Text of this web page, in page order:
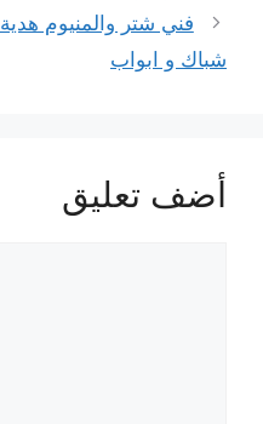
شباك و ابواب
أضف تعليق